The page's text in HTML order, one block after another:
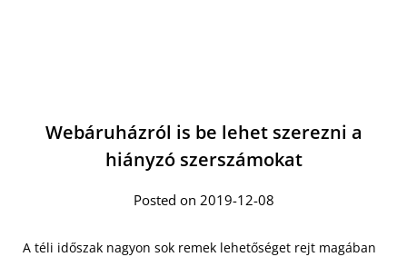
Webáruházról is be lehet szerezni a
hiányzó szerszámokat
Posted on 2019-12-08
A téli időszak nagyon sok remek lehetőséget rejt magában